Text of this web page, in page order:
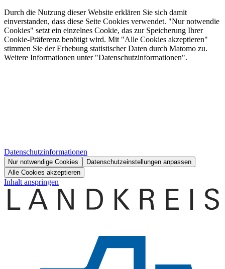
Durch die Nutzung dieser Website erklären Sie sich damit
einverstanden, dass diese Seite Cookies verwendet. "Nur notwendie
Cookies" setzt ein einzelnes Cookie, das zur Speicherung Ihrer
Cookie-Präferenz benötigt wird. Mit "Alle Cookies akzeptieren"
stimmen Sie der Erhebung statistischer Daten durch Matomo zu.
Weitere Informationen unter "Datenschutzinformationen".
Datenschutzinformationen
Nur notwendige Cookies
Datenschutzeinstellungen anpassen
Alle Cookies akzeptieren
Inhalt anspringen